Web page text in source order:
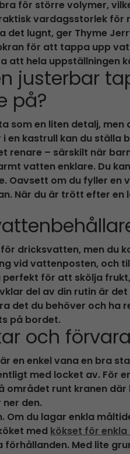
för större volymer,
vardagsstorlek
det lugnt, ger Thyme
för att tappa upp
att hela uppställningen
justerbar
på?
som en liten detalj,
en kastrull kan du
renare – särskilt när
vatten enklare. Du
Oavsett om du fyller
När du är trött efter
dricksvatten, men du
vid vattenposten, och
perfekt för att skölja
del av din rutin är
det du behöver och ha
på bordet.
och
en enkel vana en bra
med locket av. För
området runt kranen
den.
Om du lagar enkla
medkökset för
Med lite